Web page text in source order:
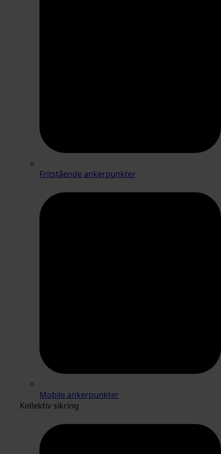
Fritstående ankerpunkter
Mobile ankerpunkter
Kollektiv sikring